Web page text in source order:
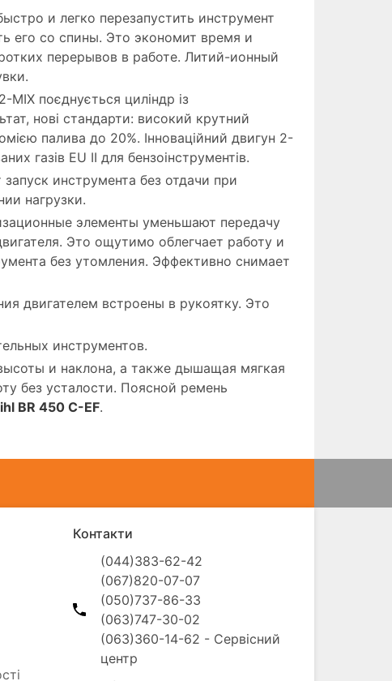
и легко перезапустить инструмент
его со спины. Это экономит время и
перерывов в работе. Литий-ионный
MIX поєднується циліндр із
нові стандарти: високий крутний
палива до 20%. Інноваційний двигун 2-
газів EU II для бензоінструментів.
запуск инструмента без отдачи при
нагрузки.
элементы уменьшают передачу
Это ощутимо облегчает работу и
без утомления. Эффективно снимает
двигателем встроены в рукоятку. Это
инструментов.
и наклона, а также дышащая мягкая
без усталости. Поясной ремень
BR 450 C-EF.
Контакти
(044)383-62-42
(067)820-07-07
(050)737-86-33
(063)747-30-02
(063)360-14-62 - Сервісний